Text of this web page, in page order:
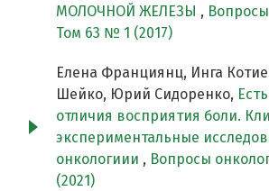
МОЛОЧНОЙ ЖЕЛЕЗЫ ,
Том 63 № 1 (2017)
Елена Франциянц, Инга
Шeйко, Юрий Сидоренко,
отличия восприятия боли.
экспериментальные
онкологиии , Вопросы
(2021)